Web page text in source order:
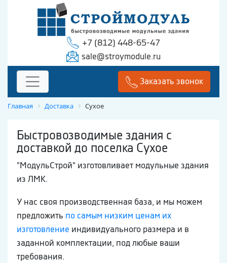
+7 (812) 448-65-47
sale@stroymodule.ru
Заказать звонок
Главная Доставка Сухое
Быстровозводимые здания с
доставкой до поселка Сухое
"МодульСтрой" изготовливает модульные здания
из ЛМК.
У нас своя производственная база, и мы можем
предложить по самым низким ценам их
изготовление индивидуального размера и в
заданной комплектации, под любые ваши
требования.